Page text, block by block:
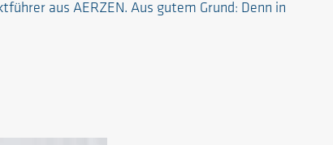
aus AERZEN. Aus gutem Grund: Denn in